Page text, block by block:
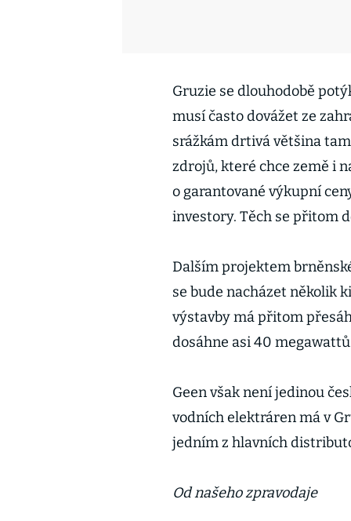
Gruzie se dlouhodobě
musí často dovážet ze
srážkám drtivá většina
zdrojů, které chce země i
o garantované výkupní
investory. Těch se přitom
Dalším projektem
se bude nacházet několik
výstavby má přitom
dosáhne asi 40
Geen však není jedinou
vodních elektráren má v
jedním z hlavních
Od našeho zpravodaje